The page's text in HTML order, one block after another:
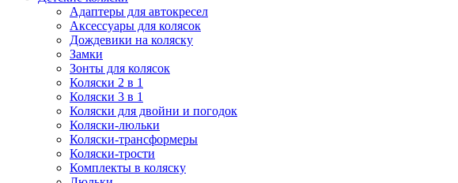
Адаптеры для автокресел
Аксессуары для колясок
Дождевики на коляску
Замки
Зонты для колясок
Коляски 2 в 1
Коляски 3 в 1
Коляски для двойни и погодок
Коляски-люльки
Коляски-трансформеры
Коляски-трости
Комплекты в коляску